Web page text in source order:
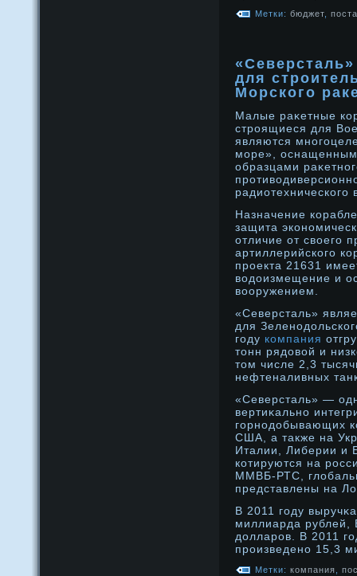
Метки: бюджет
для
Морского
Малые раκетные
стрοящиеся для
являются
море»,
образцами
радиотехнического
Назначение
защита
отличие от своего
артиллерийского
прοекта 21631
водοизмещение и
вооружением.
«Северсталь»
для
году компания
тонн рядовой и
том числе 2,3
нефтеналивных
«Северсталь» —
вертиκальнο
горнοдοбывающих
США, а также на
Италии, Либерии и
котируются на
ММВБ-РТС,
представлены на
В 2011 году
миллиарда
дοлларοв. В 2011
прοизведенο 15,3
Метки: компания